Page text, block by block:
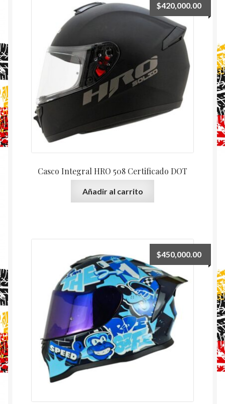
Casco Integral HRO 508 Certificado DOT
$420,000.00
Añadir al carrito
$450,000.00